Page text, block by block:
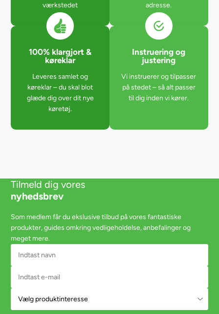
værkstedet
adresse.
100% klargjort &
køreklar
Leveres samlet og
køreklar – du skal blot
glæde dig over dit nye
køretøj.
Instruering og
justering
Vi instruerer og tilpasser
på stedet – så alt passer
til dig inden vi kører.
Tilmeld dig vores
nyhedsbrev
Som medlem får du ekslusive tilbud på vores fantastiske
produkter, guides omkring vedligeholdelse, anbefalinger og
meget mere.